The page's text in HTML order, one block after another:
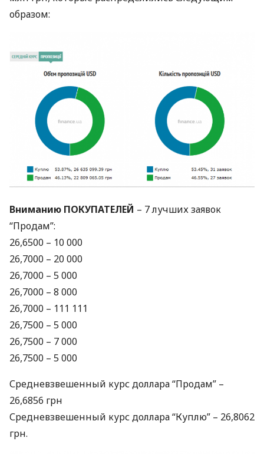
образом:
Вниманию ПОКУПАТЕЛЕЙ – 7 лучших заявок
“Продам”:
26,6500 – 10 000
26,7000 – 20 000
26,7000 – 5 000
26,7000 – 8 000
26,7000 – 111 111
26,7500 – 5 000
26,7500 – 7 000
26,7500 – 5 000
Средневзвешенный курс доллара “Продам” –
26,6856 грн
Средневзвешенный курс доллара “Куплю” – 26,8062
грн.